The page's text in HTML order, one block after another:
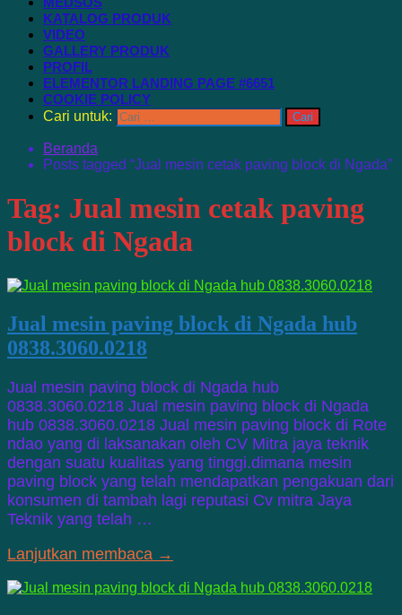
KATALOG PRODUK
VIDEO
GALLERY PRODUK
PROFIL
ELEMENTOR LANDING PAGE #6651
COOKIE POLICY
Cari untuk:
Beranda
Posts tagged “Jual mesin cetak paving block di Ngada”
Tag: Jual mesin cetak paving
block di Ngada
Jual mesin paving block di Ngada hub
0838.3060.0218
Jual mesin paving block di Ngada hub
0838.3060.0218 Jual mesin paving block di Ngada
hub 0838.3060.0218 Jual mesin paving block di Rote
ndao yang di laksanakan oleh CV Mitra jaya teknik
dengan suatu kualitas yang tinggi.dimana mesin
paving block yang telah mendapatkan pengakuan dari
konsumen di tambah lagi reputasi Cv mitra Jaya
Teknik yang telah …
Lanjutkan membaca →